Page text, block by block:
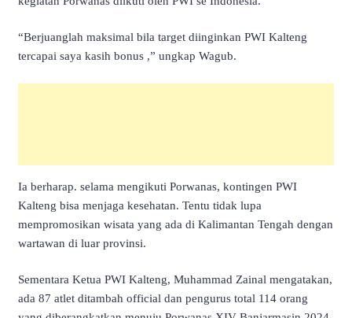
“Berjuanglah maksimal bila target diinginkan PWI Kalteng
tercapai saya kasih bonus ,” ungkap Wagub.
Ia berharap. selama mengikuti Porwanas, kontingen PWI
Kalteng bisa menjaga kesehatan. Tentu tidak lupa
mempromosikan wisata yang ada di Kalimantan Tengah dengan
wartawan di luar provinsi.
Sementara Ketua PWI Kalteng, Muhammad Zainal mengatakan,
ada 87 atlet ditambah official dan pengurus total 114 orang